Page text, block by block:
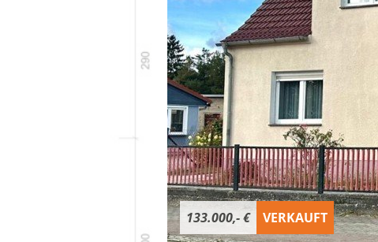
133.000,- € VERKAUFT